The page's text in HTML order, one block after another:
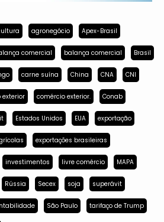
agronegócio Apex-Brasil
comercial balança comercial Brasil
carne suína China CNA CNI
exterior comércio exterior. Conab
Estados Unidos EUA exportação
exportações brasileiras
investimentos livre comércio MAPA
Rússia Secex soja superávit
São Paulo tarifaço de Trump